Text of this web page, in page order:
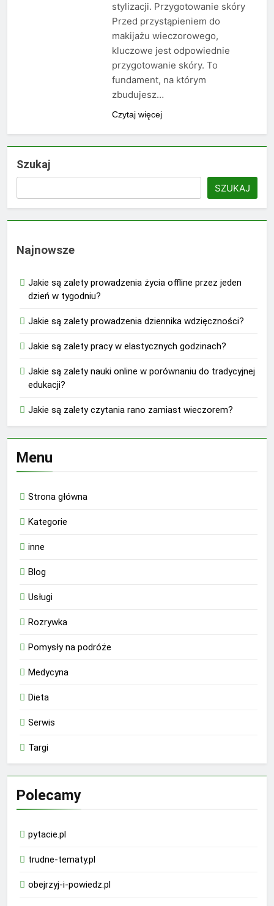
stylizacji. Przygotowanie skóry
Przed przystąpieniem do
makijażu wieczorowego,
kluczowe jest odpowiednie
przygotowanie skóry. To
fundament, na którym
zbudujesz…
Czytaj więcej
Szukaj
SZUKAJ
Najnowsze
Jakie są zalety prowadzenia życia offline przez jeden
dzień w tygodniu?
Jakie są zalety prowadzenia dziennika wdzięczności?
Jakie są zalety pracy w elastycznych godzinach?
Jakie są zalety nauki online w porównaniu do tradycyjnej
edukacji?
Jakie są zalety czytania rano zamiast wieczorem?
Menu
Strona główna
Kategorie
inne
Blog
Usługi
Rozrywka
Pomysły na podróże
Medycyna
Dieta
Serwis
Targi
Polecamy
pytacie.pl
trudne-tematy.pl
obejrzyj-i-powiedz.pl